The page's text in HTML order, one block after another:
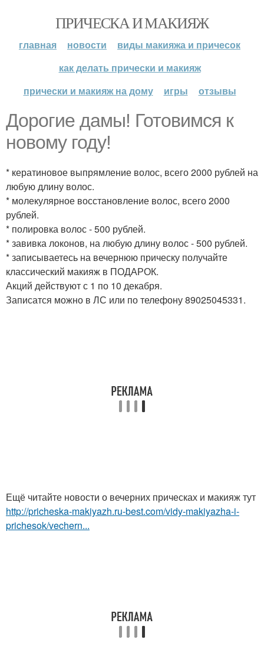
ПРИЧЕСКА И МАКИЯЖ
главная новости
виды макияжа и причесок
как делать прически и макияж
прически и макияж на дому
игры отзывы
Дорогие дамы! Готовимся к
новому году!
* кератиновое выпрямление волос, всего 2000 рублей на
любую длину волос.
* молекулярное восстановление волос, всего 2000
рублей.
* полировка волос - 500 рублей.
* завивка локонов, на любую длину волос - 500 рублей.
* записываетесь на вечернюю прическу получайте
классический макияж в ПОДАРОК.
Акций действуют с 1 по 10 декабря.
Записатся можно в ЛС или по телефону 89025045331.
Ещё читайте новости о вечерних прическах и макияж тут
http://pricheska-makiyazh.ru-best.com/vidy-makiyazha-i-
prichesok/vechern...